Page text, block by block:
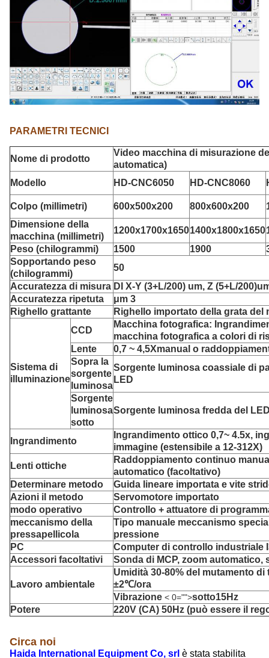
PARAMETRI TECNICI
Nome di prodotto
Video macchina di misurazione
automatica)
Modello
HD-CNC6050 HD-CNC8060
Colpo (millimetri) 600x500x200 800x600x200
Dimensione della
macchina (millimetri)
1200x1700x16501400x1800x1650
Peso (chilogrammi)
1500 1900
Sopportando peso
(chilogrammi)
50
Accuratezza di misura DI X-Y (3+L/200) um, Z (5+L/
Accuratezza ripetuta
μm 3
Righello grattante
Righello importato della grata del
Sistema di
illuminazione
CCD
Macchina fotografica:
macchina fotografica a colori di
Lente
0,7 ~ 4,5Xmanual o
Sopra la
sorgente
luminosa
Sorgente luminosa coassiale di
LED
Sorgente
luminosa
sotto
Sorgente luminosa fredda del
Ingrandimento
Ingrandimento ottico 0,7~ 4.5x,
immagine (estensibile a 12-312X)
Lenti ottiche
Raddoppiamento continuo
automatico (facoltativo)
Determinare metodo
Guida lineare importata e vite
Azioni il metodo
Servomotore importato
modo operativo
Controllo + attuatore di
meccanismo della
pressapellicola
Tipo manuale meccanismo
pressione
PC
Computer di controllo industriale
Accessori facoltativi
Sonda di MCP, zoom automatico,
Lavoro ambientale
Umidità 30-80% del mutamento
±2℃/ora
Vibrazione < 0="">sotto15Hz
Potere
220V (CA) 50Hz (può essere il
Circa noi
Haida International Equipment Co, srl è stata stabilita